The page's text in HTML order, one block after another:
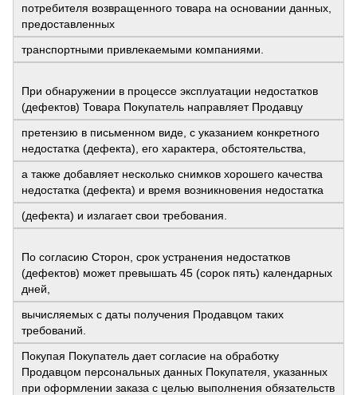
потребителя возвращенного товара на основании данных,
предоставленных
транспортными привлекаемыми компаниями.
При обнаружении в процессе эксплуатации недостатков
(дефектов) Товара Покупатель направляет Продавцу
претензию в письменном виде, с указанием конкретного
недостатка (дефекта), его характера, обстоятельства,
а также добавляет несколько снимков хорошего качества
недостатка (дефекта) и время возникновения недостатка
(дефекта) и излагает свои требования.
По согласию Сторон, срок устранения недостатков
(дефектов) может превышать 45 (сорок пять) календарных
дней,
вычисляемых с даты получения Продавцом таких
требований.
Покупая Покупатель дает согласие на обработку
Продавцом персональных данных Покупателя, указанных
при оформлении заказа с целью выполнения обязательств